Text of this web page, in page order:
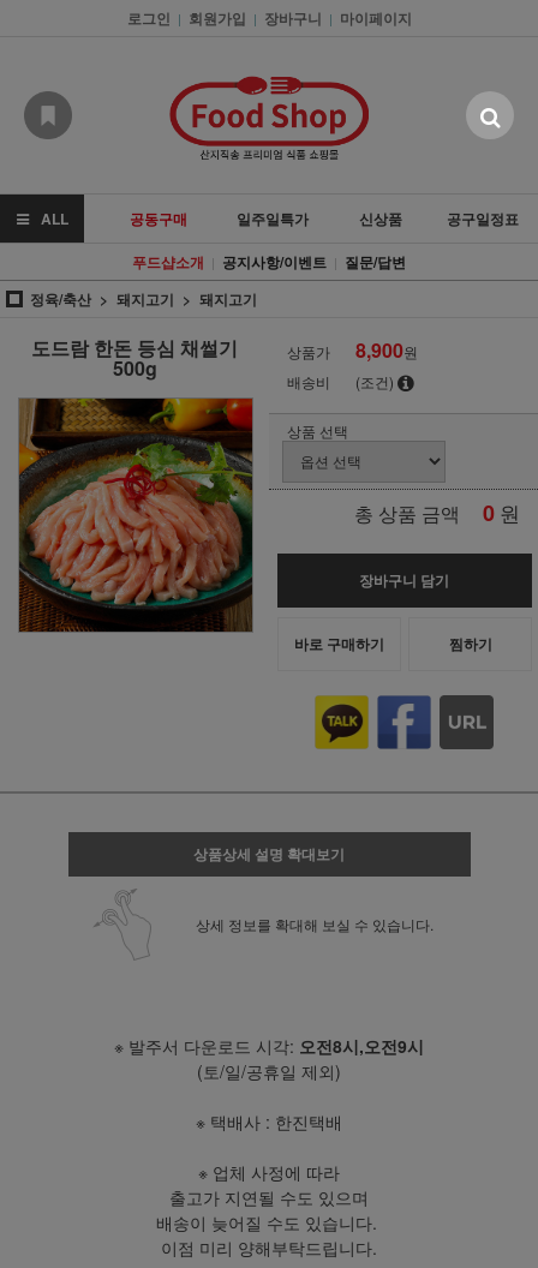
로그인 | 회원가입 | 장바구니 | 마이페이지
ALL 공동구매 일주일특가 신상품
공구일정표
푸드샵소개 | 공지사항/이벤트 | 질문/답변
정육/축산
돼지고기 돼지고기
도드람 한돈 등심 채썰기
500g
상품가 8,900원
배송비
(조건)
상품 선택
총 상품 금액 0 원
장바구니 담기
바로 구매하기 찜하기
상품상세 설명 확대보기
상세 정보를 확대해 보실 수 있습니다.
※ 발주서 다운로드 시각: 오전8시,오전9시
(토/일/공휴일 제외)
※ 택배사 : 한진택배
※ 업체 사정에 따라
출고가 지연될 수도 있으며
배송이 늦어질 수도 있습니다.
이점 미리 양해부탁드립니다.